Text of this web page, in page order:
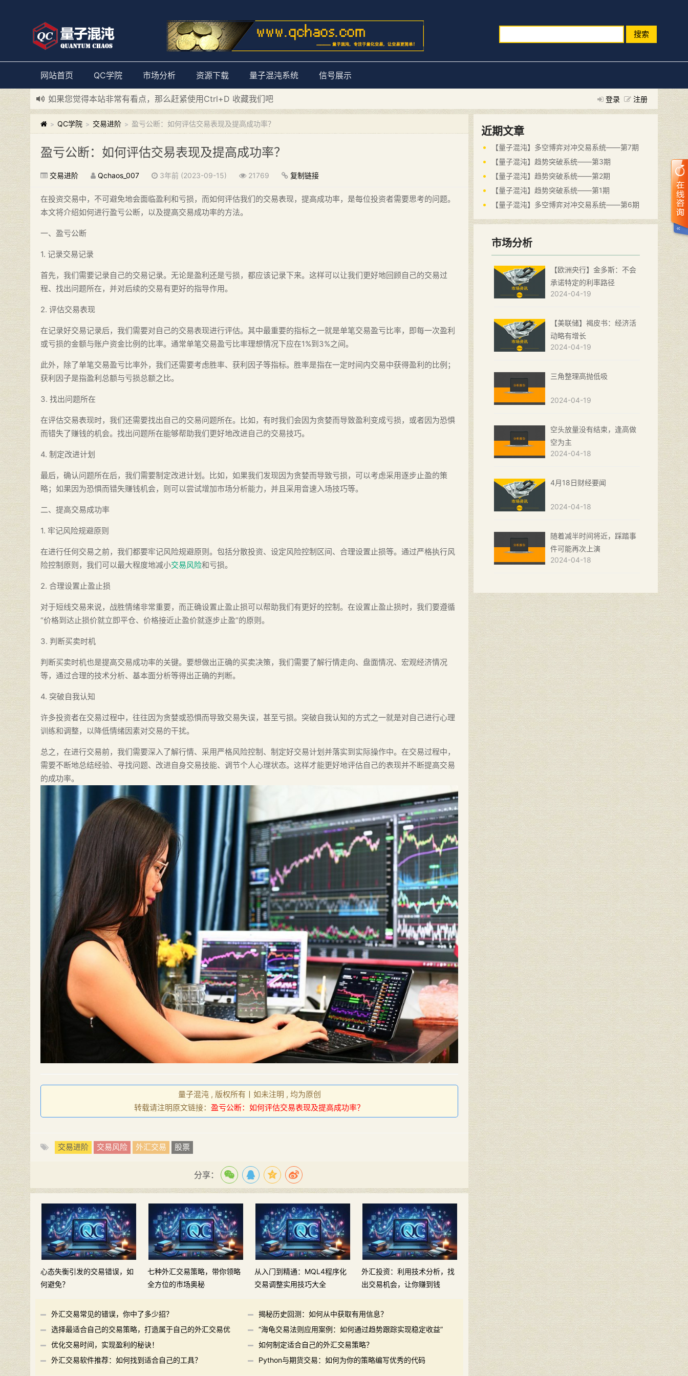
搜索
网站首页 QC学院 市场分析 资源下载 量子混沌系统 信号展示
登录 注册
如果您觉得本站非常有看点，那么赶紧使用Ctrl+D 收藏我们吧
新添加量子混沌系统板块，欢迎大家访问！---“量子混沌系统”
> QC学院 > 交易进阶 > 盈亏公断：如何评估交易表现及提高成功率？
盈亏公断：如何评估交易表现及提高成功率？
交易进阶 Qchaos_007 3年前 (2023-09-15) 21769 复制链接
在投资交易中，不可避免地会面临盈利和亏损，而如何评估我们的交易表现，提高成功率，是每位投资者需要思考的问题。
本文将介绍如何进行盈亏公断，以及提高交易成功率的方法。
一、盈亏公断
1. 记录交易记录
首先，我们需要记录自己的交易记录。无论是盈利还是亏损，都应该记录下来。这样可以让我们更好地回顾自己的交易过
程、找出问题所在，并对后续的交易有更好的指导作用。
2. 评估交易表现
在记录好交易记录后，我们需要对自己的交易表现进行评估。其中最重要的指标之一就是单笔交易盈亏比率，即每一次盈利
或亏损的金额与账户资金比例的比率。通常单笔交易盈亏比率理想情况下应在1%到3%之间。
此外，除了单笔交易盈亏比率外，我们还需要考虑胜率、获利因子等指标。胜率是指在一定时间内交易中获得盈利的比例；
获利因子是指盈利总额与亏损总额之比。
3. 找出问题所在
在评估交易表现时，我们还需要找出自己的交易问题所在。比如，有时我们会因为贪婪而导致盈利变成亏损，或者因为恐惧
而错失了赚钱的机会。找出问题所在能够帮助我们更好地改进自己的交易技巧。
4. 制定改进计划
最后，确认问题所在后，我们需要制定改进计划。比如，如果我们发现因为贪婪而导致亏损，可以考虑采用逐步止盈的策
略；如果因为恐惧而错失赚钱机会，则可以尝试增加市场分析能力，并且采用音速入场技巧等。
二、提高交易成功率
1. 牢记风险规避原则
在进行任何交易之前，我们都要牢记风险规避原则。包括分散投资、设定风险控制区间、合理设置止损等。通过严格执行风
险控制原则，我们可以最大程度地减小交易风险和亏损。
2. 合理设置止盈止损
对于短线交易来说，战胜情绪非常重要，而正确设置止盈止损可以帮助我们有更好的控制。在设置止盈止损时，我们要遵循
“价格到达止损价就立即平仓、价格接近止盈价就逐步止盈”的原则。
3. 判断买卖时机
判断买卖时机也是提高交易成功率的关键。要想做出正确的买卖决策，我们需要了解行情走向、盘面情况、宏观经济情况
等，通过合理的技术分析、基本面分析等得出正确的判断。
4. 突破自我认知
许多投资者在交易过程中，往往因为贪婪或恐惧而导致交易失误，甚至亏损。突破自我认知的方式之一就是对自己进行心理
训练和调整，以降低情绪因素对交易的干扰。
总之，在进行交易前，我们需要深入了解行情、采用严格风险控制、制定好交易计划并落实到实际操作中。在交易过程中，
需要不断地总结经验、寻找问题、改进自身交易技能、调节个人心理状态。这样才能更好地评估自己的表现并不断提高交易
的成功率。
量子混沌 , 版权所有丨如未注明 , 均为原创
转载请注明原文链接： 盈亏公断：如何评估交易表现及提高成功率？
交易进阶 交易风险 外汇交易 股票
分享：
心态失衡引发的交易错误，如
何避免？
七种外汇交易策略，带你领略
全方位的市场奥秘
从入门到精通：MQL4程序化
交易调整实用技巧大全
外汇投资：利用技术分析，找
出交易机会，让你赚到钱
外汇交易常见的错误，你中了多少招？
揭秘历史回测：如何从中获取有用信息？
选择最适合自己的交易策略，打造属于自己的外汇交易优
势
“海龟交易法则应用案例：如何通过趋势跟踪实现稳定收益”
优化交易时间，实现盈利的秘诀！
如何制定适合自己的外汇交易策略？
外汇交易软件推荐：如何找到适合自己的工具？
Python与期货交易：如何为你的策略编写优秀的代码
近期文章
【量子混沌】多空博弈对冲交易系统——第7期
【量子混沌】趋势突破系统——第3期
【量子混沌】趋势突破系统——第2期
【量子混沌】趋势突破系统——第1期
【量子混沌】多空博弈对冲交易系统——第6期
市场分析
【欧洲央行】金多斯：不会
承诺特定的利率路径
2024-04-19
【美联储】褐皮书：经济活
动略有增长
2024-04-19
三角整理高抛低吸
2024-04-19
空头放量没有结束，逢高做
空为主
2024-04-18
4月18日财经要闻
2024-04-18
随着减半时间将近，踩踏事
件可能再次上演
2024-04-18